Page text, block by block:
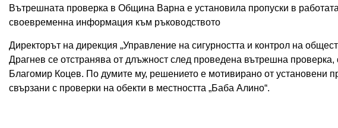
Вътрешната проверка в Община Варна е установила пропуски в
своевременна информация към ръководството
Директорът на дирекция „Управление на сигурността и контрол на
Драгнев се отстранява от длъжност след проведена вътрешна
Благомир Коцев. По думите му, решението е мотивирано от установени
свързани с проверки на обекти в местността „Баба Алино“.